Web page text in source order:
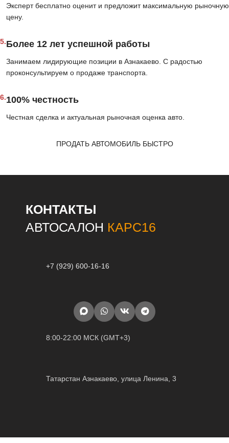
Эксперт бесплатно оценит и предложит максимальную рыночную
цену.
5.Более 12 лет успешной работы
Занимаем лидирующие позиции в Азнакаево. С радостью
проконсультируем о продаже транспорта.
6.100% честность
Честная сделка и актуальная рыночная оценка авто.
ПРОДАТЬ АВТОМОБИЛЬ БЫСТРО
КОНТАКТЫ
АВТОСАЛОН КАРС16
+7 (929) 600-16-16
8:00-22:00 МСК (GMT+3)
Татарстан Азнакаево, улица Ленина, 3